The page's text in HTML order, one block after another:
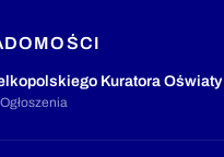
Kuratora Oświaty
Ogłoszenia